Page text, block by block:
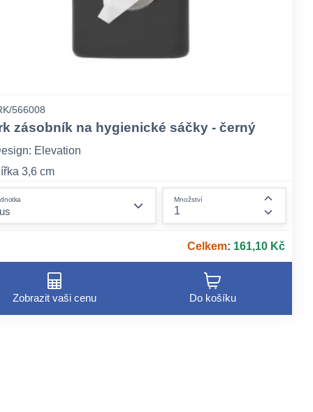
566008
zásobník na hygienické sáčky - černý
Elevation
3,6 cm
Množství
Celkem: 161,10 Kč
Zobrazit vaši cenu Do košíku